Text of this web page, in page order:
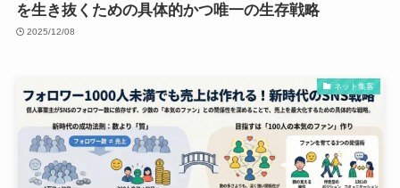
を生き抜くための具体的かつ唯一の生存戦略
2025/12/08
ネット集客